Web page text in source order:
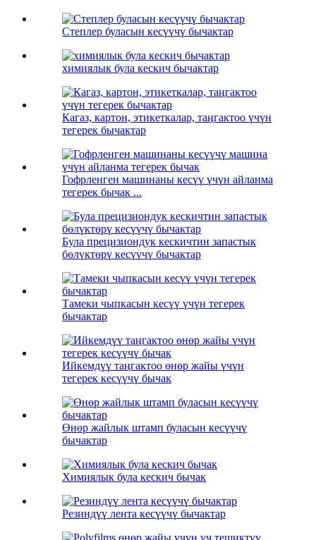
Степлер буласын кесүүчү бычактар
химиялык була кескич бычактар
Кагаз, картон, этикеткалар, таңгактоо үчүн
тегерек бычактар
Гофрленген машинаны кесүү үчүн айланма
тегерек бычак ...
Була прецизиондук кескичтин запастык
бөлүктөрү кесүүчү бычактар
Тамеки чыпкасын кесүү үчүн тегерек
бычактар
Ийкемдүү таңгактоо өнөр жайы үчүн
тегерек кесүүчү бычак
Өнөр жайлык штамп буласын кесүүчү
бычактар
Химиялык була кескич бычак
Резиндүү лента кесүүчү бычактар